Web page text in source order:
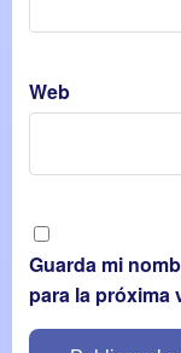
Web
Guarda mi
para la próxima